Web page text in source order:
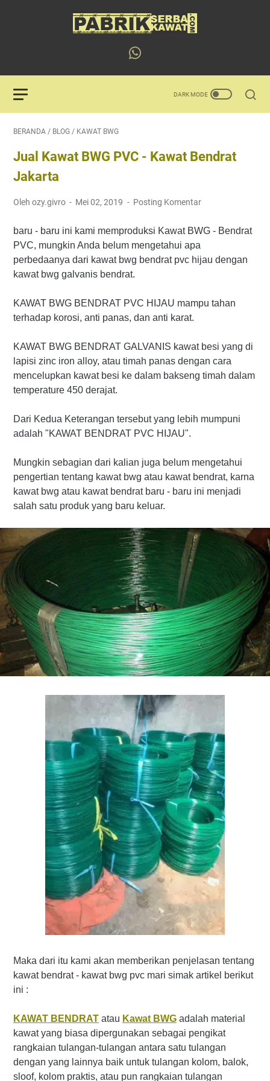
BERANDA / BLOG / KAWAT BWG
Jual Kawat BWG PVC - Kawat Bendrat
Jakarta
Oleh ozy.givro Mei 02, 2019 Posting Komentar
baru - baru ini kami memproduksi Kawat BWG - Bendrat
PVC, mungkin Anda belum mengetahui apa
perbedaanya dari kawat bwg bendrat pvc hijau dengan
kawat bwg galvanis bendrat.
KAWAT BWG BENDRAT PVC HIJAU mampu tahan
terhadap korosi, anti panas, dan anti karat.
KAWAT BWG BENDRAT GALVANIS kawat besi yang di
lapisi zinc iron alloy, atau timah panas dengan cara
mencelupkan kawat besi ke dalam bakseng timah dalam
temperature 450 derajat.
Dari Kedua Keterangan tersebut yang lebih mumpuni
adalah "KAWAT BENDRAT PVC HIJAU".
Mungkin sebagian dari kalian juga belum mengetahui
pengertian tentang kawat bwg atau kawat bendrat, karna
kawat bwg atau kawat bendrat baru - baru ini menjadi
salah satu produk yang baru keluar.
Maka dari itu kami akan memberikan penjelasan tentang
kawat bendrat - kawat bwg pvc mari simak artikel berikut
ini :
KAWAT BENDRAT atau Kawat BWG adalah material
kawat yang biasa dipergunakan sebagai pengikat
rangkaian tulangan-tulangan antara satu tulangan
dengan yang lainnya baik untuk tulangan kolom, balok,
sloof, kolom praktis, atau pun rangkaian tulangan